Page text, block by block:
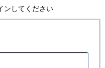
ンしてください